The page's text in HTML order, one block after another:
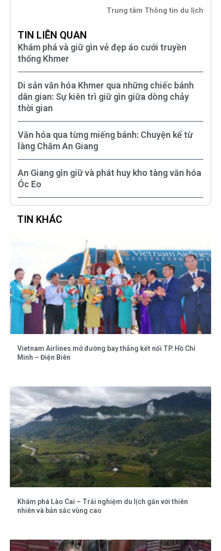
Trung tâm Thông tin du lịch
TIN LIÊN QUAN
Khám phá và giữ gìn vẻ đẹp áo cưới truyền
thống Khmer
Di sản văn hóa Khmer qua những chiếc bánh
dân gian: Sự kiên trì giữ gìn giữa dòng chảy
thời gian
Văn hóa qua từng miếng bánh: Chuyện kể từ
làng Chăm An Giang
An Giang gìn giữ và phát huy kho tàng văn hóa
Óc Eo
TIN KHÁC
Vietnam Airlines mở đường bay thẳng kết nối TP. Hồ Chí
Minh – Điện Biên
Khám phá Lào Cai – Trải nghiệm du lịch gắn với thiên
nhiên và bản sắc vùng cao